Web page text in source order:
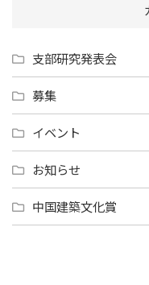
支部研究発表会
募集
イベント
お知らせ
中国建築文化賞